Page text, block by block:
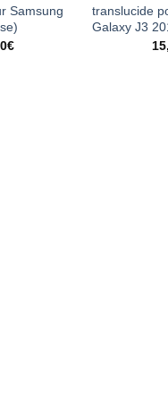
Samsung
€
translucide
Galaxy J3